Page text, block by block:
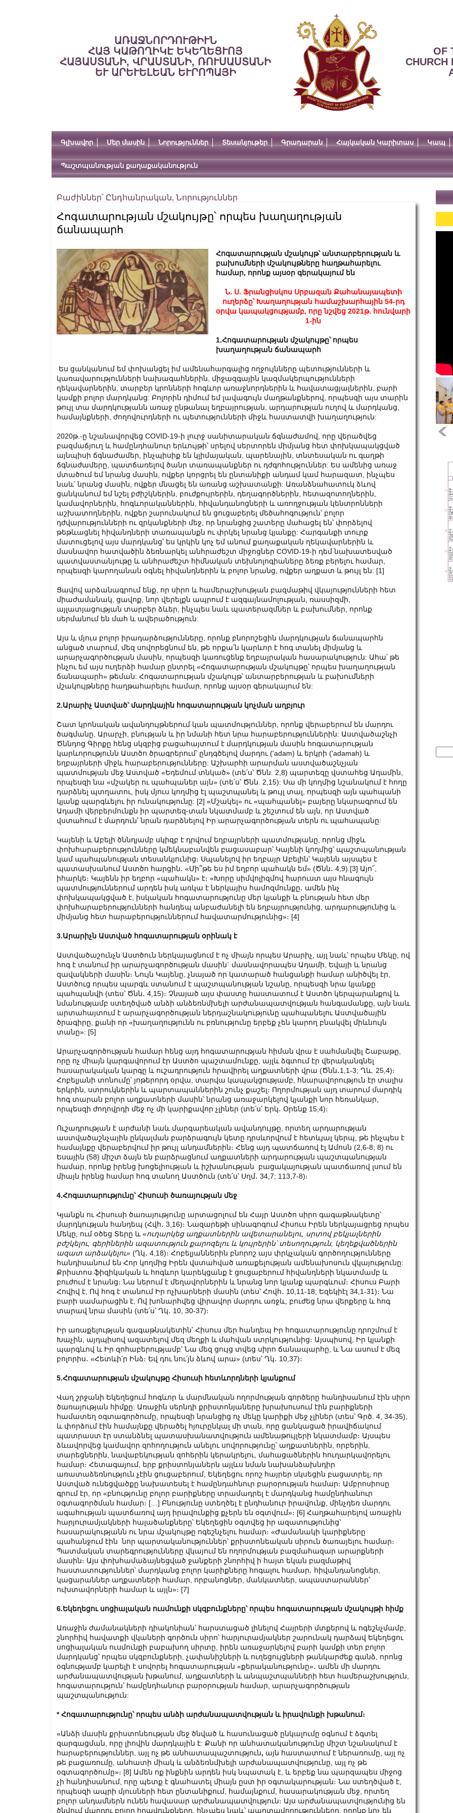
ԱՌԱՋՆՈՐԴՈՒԹԻՒՆ
ՀԱՅ ԿԱԹՈՂԻԿԷ ԵԿԵՂԵՑՒՈՅ
ՀԱՅԱՍՏԱՆԻ, ՎՐԱՍՏԱՆԻ, ՌՈՒՍԱՍՏԱՆԻ
ԵՒ ԱՐԵՒԵԼԵԱՆ ԵՒՐՈՊԱՅԻ
OF
CHURCH
Գլխավոր Մեր մասին Նորություններ Տեսանյութեր Գրադարան Հայկական Կարիտաս Կապ
Պաշտպանության քաղաքականություն
Բաժիններ՝ Ընդհանրական, Նորություններ
Հոգատարության մշակույթը՝ որպես խաղաղության
ճանապարհ
Հոգատարության մշակույթ՝ անտարբերության և
բախումների մշակույթները հաղթահարելու
համար, որոնք այսօր գերակայում են
Ն. Ս. Ֆրանցիսկոս Սրբազան Քահանայապետի
ուղերձը՝ Խաղաղության համաշխարհային 54-րդ
օրվա կապակցությամբ, որը նշվեց 2021թ. հունվարի
1-ին
1.Հոգատարության մշակույթը՝ որպես
խաղաղության ճանապարհ
Ես ցանկանում եմ փոխանցել իմ ամենահարգալից ողջույնները պետությունների և
կառավարությունների նախագահներին, միջազգային կազմակերպությունների
ղեկավարներին, տարբեր կրոնների հոգևոր առաջնորդներին և հավատացյալներին, բարի
կամքի բոլոր մարդկանց: Բոլորին դիմում եմ լավագույն մաղթանքներով, որպեսզի այս տարին
թույլ տա մարդկությանն առաջ ընթանալ եղբայրության, արդարության ուղով և մարդկանց,
համայնքների, ժողովուրդների ու պետությունների միջև հաստատվի խաղաղություն:
2020թ.-ը նշանավորվեց COVID-19-ի լուրջ սանիտարական ճգնաժամով, որը վերածվեց
բազմաճյուղ և համընդհանուր երևույթի՝ սրելով սերտորեն միմյանց հետ փոխկապակցված
այնպիսի ճգնաժամեր, ինչպիսիք են կլիմայական, պարենային, տնտեսական ու գաղթի
ճգնաժամերը, պատճառելով ծանր տառապանքներ ու դժգոհություններ: Ես ամենից առաջ
մտածում եմ նրանց մասին, ովքեր կորցրել են ընտանիքի անդամ կամ հարազատ, ինչպես
նաև՝ նրանց մասին, ովքեր մնացել են առանց աշխատանքի: Առանձնահատուկ ձևով
ցանկանում եմ նշել բժիշկներին, բուժքույրերին, դեղագործներին, հետազոտողներին,
կամավորներին, հոգևորականներին, հիվանդանոցների և առողջության կենտրոնների
աշխատողներին, ովքեր շարունակում են ցուցաբերել մեծահոգություն՝ բոլոր
դժվարությունների ու զրկանքների մեջ, որ նրանցից շատերը մահացել են՝ փորձելով
թեթևացնել հիվանդների տառապանքն ու փրկել նրանց կյանքը: Հարգանքի տուրք
մատուցելով այս մարդկանց՝ ես կրկին կոչ եմ անում քաղաքական ղեկավարներին և
մասնավոր հատվածին ձեռնարկել անհրաժեշտ միջոցներ COVID-19-ի դեմ նախատեսված
պատվաստանյութը և անհրաժեշտ հիմնական տեխնոլոգիաները ձեռք բերելու համար,
որպեսզի կարողանան օգնել հիվանդներին և բոլոր նրանց, ովքեր աղքատ և թույլ են: [1]
Ցավով արձանագրում ենք, որ սիրո և համերաշխության բազմաթիվ վկայությունների հետ
միաժամանակ, ցավոք, նոր վերելքն ապրում է ազգայնամոլության, ռասսիզմի,
այլատյացության տարբեր ձևեր, ինչպես նաև պատերազմներ և բախումներ, որոնք
սերմանում են մահ և ավերածություն:
Այս և մյուս բոլոր իրադարձությունները, որոնք բնորոշեցին մարդկության ճանապարհն
անցած տարում, մեզ սովորեցնում են, թե որքա՛ն կարևոր է հոգ տանել միմյանց և
արարչագործության մասին, որպեսզի կառուցենք եղբայրական հասարակություն: Ահա՛ թե
ինչու եմ այս ուղերձի համար ընտրել «Հոգատարության մշակույթը՝ որպես խաղաղության
ճանապարհ» թեման: Հոգատարության մշակույթ՝ անտարբերության և բախումների
մշակույթները հաղթահարելու համար, որոնք այսօր գերակայում են:
2.Արարիչ Աստված՝ մարդկային հոգատարության կոչման աղբյուր
Շատ կրոնական ավանդույթներում կան պատմություններ, որոնք վերաբերում են մարդու
ծագմանը, Արարչի, բնության և իր նմանի հետ նրա հարաբերություններին: Աստվածաշնչի
Ծննդոց Գիրքը հենց սկզբից բացահայտում է մարդկության մասին հոգատարության
կարևորությունն Աստծո ծրագրերում՝ ընդգծելով մարդու (ʹadam) և երկրի (ʹadamah) և
եղբայրների միջև հարաբերությունները: Աշխարհի արարման աստվածաշնչյան
պատմության մեջ Աստված «Եդեմում տնկած» (տե՛ս՝ Ծնն. 2,8) պարտեզը վստահեց Ադամին,
որպեսզի նա «մշակեր ու պահպաներ այն» (տե՛ս՝ Ծնն. 2,15): Սա մի կողմից նշանակում է հողը
դարձնել պտղատու, իսկ մյուս կողմից էլ պաշտպանել և թույլ տալ, որպեսզի այն պահպանի
կյանք պարգևելու իր ունակությունը: [2] «Մշակել» ու «պահպանել» բայերը նկարագրում են
Ադամի վերբերմունքն իր պարտեզ-տան նկատմամբ և շեշտում են այն, որ Աստված
վստահում է մարդուն՝ նրան դարձնելով Իր արարչագործության տերն ու պահապանը:
Կայենի և Աբելի ծննդյամբ սկիզբ է դրվում եղբայրների պատմությանը, որոնց միջև
փոխհարաբերությունները կմեկնաբանվեն բացասաբար՝ Կայենի կողմից՝ պաշտպանության
կամ պահպանության տեսանկյունից։ Սպանելով իր եղբայր Աբելին՝ Կայենն այսպես է
պատասխանում Աստծո հարցին․ «Մի՞թե ես իմ եղբոր պահակն եմ» (Ծնն․ 4,9).[3] Այո՜,
իհարկե։ Կայենն իր եղբոր «պահակն» է։ «Խորը սիմվոլիզմով հարուստ այս հնագույն
պատմություններում արդեն իսկ առկա է ներկայիս համոզմունքը․ ամեն ինչ
փոխկապակցված է, իսկական հոգատարությունը մեր կյանքի և բնության հետ մեր
փոխհարաբերությունների հանդեպ անբաժանելի են եղբայրությունից, արդարությունից և
միմյանց հետ հարաբերություններում հավատարմությունից»։ [4]
3.Արարիչն Աստված հոգատարության օրինակ է
Աստվածաշունչն Աստծուն ներկայացնում է ոչ միայն որպես Արարիչ, այլ նաև՝ որպես Մեկը, ով
հոգ է տանում իր արարչագործության մասին` մասնավորապես Ադամի, Եվայի և նրանց
զավակների մասին։ Նույն Կայենը, չնայած որ կատարած հանցանքի համար անիծվել էր,
Աստծուց որպես պարգև ստանում է պաշտպանության նշանը, որպեսզի նրա կյանքը
պահպանվի (տես՝ Ծնն․ 4,15)։ Չնայած այս փաստը հաստատում է Աստծո կերպարանքով և
նմանությամբ ստեղծված անձի անձեռնմխելի արժանապատվության հանգամանքը, այն նաև
արտահայտում է արարչագործության ներդաշնակությունը պահպանելու Աստվածային
ծրագիրը, քանի որ «խաղաղությունն ու բռնությունը երբեք չեն կարող բնակվել միևնույն
տանը»: [5]
Արարչագործության համար հենց այդ հոգատարության հիման վրա է սահմանվել Շաբաթը,
որը ոչ միայն կարգավորում էր Աստծո պաշտամունքը, այլև ձգտում էր վերականգնել
հասարակական կարգը և ուշադրություն հրավիրել աղքատների վրա (Ծնն․1,1-3; Ղև. 25,4)։
Հոբելյանի տոնումը՝ յոթերորդ օրվա, տարվա կապակցությամբ, հնարավորություն էր տալիս
երկրին, ստրուկներին և պարտապաններին շունչ քաշել։ Ողորմության այդ տարում մարդիկ
հոգ տարան բոլոր աղքատների մասին՝ նրանց առաջարկելով կյանքի նոր հեռանկար,
որպեսզի ժողովրդի մեջ ոչ մի կարիքավոր չլիներ (տե՛ս՝ Երկ․ Օրենք 15,4)։
Ուշադրության է արժանի նաև մարգարեական ավանդույթը, որտեղ արդարության
աստվածաշնչային ընկալման բարձրագույն կետը դրսևորվում է հետևյալ կերպ, թե ինչպես է
համայնքը վերաբերվում իր թույլ անդամներին։ Հենց այդ պատճառով էլ Ամոսն (2,6-8; 8) ու
Եսային (58) միշտ ձայն են բարձրացնում աղքատների արդարության պաշտպանության
համար, որոնք իրենց խոցելիության և իշխանության բացակայության պատճառով լսում են
միայն իրենց համար հոգ տանող Աստծուն (տե՛ս՝ Սղմ․ 34,7; 113,7-8)։
4.Հոգատարությունը՝ Հիսուսի ծառայության մեջ
Կյանքն ու Հիսուսի ծառայությունը արտացոլում են Հայր Աստծո սիրո գագաթնակետը՝
մարդկության հանդեպ (Հվհ․ 3,16)։ Նազարեթի սինագոգում Հիսուս Իրեն ներկայացրեց որպես
Մեկը, ում օծեց Տերը և «ուղարկեց աղքատներին ավետարանելու, սրտով բեկյալներին
բժշկելու, գերիներին ազատություն քարոզելու և կույրերին՝ տեսողություն, կեղեքվածներին
ազատ արձակելու» (Ղկ․ 4,18)։ Հոբելյաններին բնորոշ այս փրկչական գործողությունները
հանդիսանում են Հոր կողմից Իրեն վստահված առաքելության ամենախոսուն վկայությունը:
Քրիստոս ֆիզիկական և հոգևոր կարեկցանք է ցուցաբերում հիվանդների նկատմամբ և
բուժում է նրանց։ Նա ներում է մեղավորներին և նրանց նոր կյանք պարգևում։ Հիսուս Բարի
Հովիվ է, Ով հոգ է տանում Իր ոչխարների մասին (տես՝ Հովհ․ 10,11-18; Եզեկիէլ 34,1-31)։ Նա
բարի սամարացին է, Ով խոնարհվեց վիրավոր մարդու առջև, բուժեց նրա վերքերը և հոգ
տարավ նրա մասին (տե՛ս՝ Ղկ․ 10, 30-37)։
Իր առաքելության գագաթնակետին՝ Հիսուս մեր հանդեպ Իր հոգատարությունը դրոշմում է
Խաչին, այդպիսով ազատելով մեզ մեղքի և մահվան ստրկությունից։ Այսպիսով, Իր կյանքի
պարգևով և Իր զոհաբերությամբ՝ Նա մեզ ցույց տվեց սիրո ճանապարհը, և Նա ասում է մեզ
բոլորիս․ «Հետևի՛ր Ինձ։ Եվ դու նու՛յն ձևով արա» (տես՝ Ղկ․ 10,37)։
5.Հոգատարության մշակույթը Հիսուսի հետևորդների կյանքում
Վաղ շրջանի Եկեղեցում հոգևոր և մարմնական ողորմության գործերը հանդիսանում էին սիրո
ծառայության հիմքը: Առաջին սերնդի քրիստոնյաները խրախուսում էին բարիքների
համատեղ օգտագործումը, որպեսզի նրանցից ոչ մեկը կարիքի մեջ չլիներ (տես՝ Գրծ. 4, 34-35),
և փորձում էին համայնքը վերածել հյուրընկալ մի տան, որը ցանկացած իրավիճակում
պատրաստ էր ստանձնել պատասխանատվություն ամենաթույլերի նկատմամբ։ Այսպես
ձևավորվեց կամավոր զոհողություն անելու սովորությունը՝ աղքատներին, որբերին,
տարեցներին, նավաբեկության զոհերին կերակրելու, մահացածներին հուղարկավորելու
համար։ Հետագայում, երբ քրիստոնյաներն այլևս նման նախանձախնդիր
առատաձեռնություն չէին ցուցաբերում, Եկեղեցու որոշ հայրեր սկսեցին բացատրել, որ
Աստված ունեցվածքը նախատեսել է համընդահնուր բարօրության համար։ Ամբրոսիոսը
գրում էր, որ «բնությունը բոլոր բարիքները տրամադրել է մարդկանց համընդհանուր
օգտագործման համար։ […] Բնությունը ստեղծել է ընդհանուր իրավունք, մինչդեռ մարդու
ագահության պատճառով այդ իրավունքից քչերն են օգտվում»։ [6] Հաղթահարելով առաջին
հարյուրամյակների հալածանքները՝ Եկեղեցին օգտվեց իր ազատությունից՝
հասարակությանն ու նրա մշակույթը ոգեշնչելու համար։ «Ժամանակի կարիքները
պահանջում էին նոր պարտականություններ՝ քրիստոնեական սիրուն ծառայելու համար։
Պատմական տարեգրությունները վկայում են ողորմության բազմահազար արարքների
մասին։ Այս փոխհամաձայնեցված ջանքերի շնորհիվ ի հայտ եկան բազմաթիվ
հաստատություններ՝ մարդկանց բոլոր կարիքները հոգալու համար․ հիվանդանոցներ,
կացարաններ աղքատների համար, որբանոցներ, մանկատներ, ապաստարաններ՝
ուխտավորների համար և այլն»։ [7]
6.Եկեղեցու սոցիալական ուսմունքի սկզբունքները՝ որպես հոգատարության մշակույթի հիմք
Առաջին ժամանակների դիակոնիան՝ հարստացած լինելով Հայրերի մտքերով և ոգեշնչմամբ,
շնորհիվ հավատքի վկաների գործուն սիրո՝ հարյուրամյակներ շարունակ դարձավ Եկեղեցու
սոցիալական ուսմունքի բաբախող սիրտը, իրեն առաջարկելով բարի կամքի տեր բոլոր
մարդկանց՝ որպես սկզբունքների, չափանիշների և ուղեցույցների թանկարժեք գանձ, որոնց
օգնությամբ կարելի է սովորել հոգատարության «քերականությունը»․ ամեն մի մարդու
արժանապատվության խթանում, աղքատների և անպաշտպանների հետ համերաշխություն,
հոգատարություն՝ համընդհանուր բարօրության համար, արարչագործության
պաշտպանություն:
* Հոգատարությունը՝ որպես անձի արժանապատվության և իրավունքի խթանում։
«Անձի մասին քրիստոնեության մեջ ծնված և հասունացած ընկալումը օգնում է ձգտել
զարգացման, որը լիովին մարդկային է: Քանի որ անհատականությունը միշտ նշանակում է
հարաբերություններ, այլ ոչ թե անհատապաշտություն, այն հաստատում է ներառումը, այլ ոչ
թե բացառումը, անհատի միակ և անձեռնմխելի արժանապատվությունը, այլ ոչ թե
օգտագործումը»։ [8] Ամեն ոք ինքնին արդեն իսկ նպատակ է, և երբեք նա պարզապես միջոց
չի հանդիսանում, որը պետք է գնահատել միայն ըստ իր օգտակարության։ Նա ստեղծված է,
որպեսզի ապրի մյուսների հետ ընտանիքում, համայնքում, հասարակության մեջ, որտեղ
բոլոր անդամներն ունեն հավասար արժանապատվություն։ Այս արժանապատվությունից են
ծնվում մարդու բոլոր իրավունքները, ինչպես նաև՝ պարտավորությունները, որոնք կոչ են
for: